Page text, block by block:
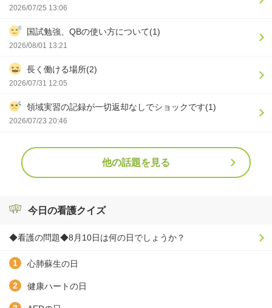
2026/07/25 13:06
国試勉強、QBの使い方について(1)
2026/08/01 13:21
長く働ける場所(2)
2026/07/31 12:05
領域実習の記録が一切返却なしでショックです(1)
2026/07/23 20:46
他の話題を見る
今日の看護クイズ
◆看護の問題◆8月10日は何の日でしょうか？
心肺蘇生の日
健康ハートの日